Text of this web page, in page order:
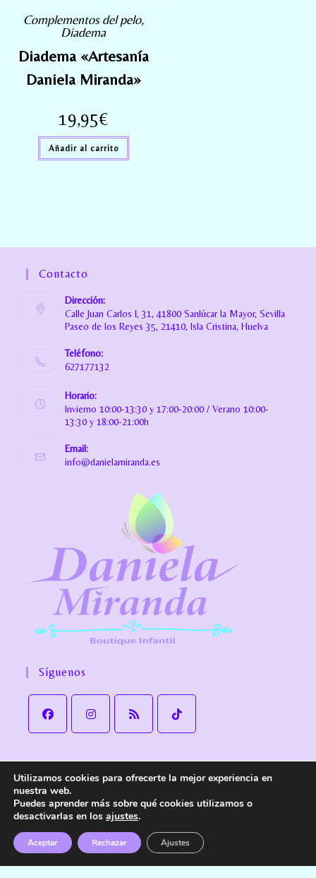
Complementos del pelo,
Diadema
Diadema «Artesanía
Daniela Miranda»
19,95€
Añadir al carrito
Contacto
Dirección:
Calle Juan Carlos I, 31, 41800 Sanlúcar la Mayor, Sevilla
Paseo de los Reyes 35, 21410, Isla Cristina, Huelva
Teléfono:
627177132
Horario:
Invierno 10:00-13:30 y 17:00-20:00 / Verano 10:00-
13:30 y 18:00-21:00h
Email:
info@danielamiranda.es
Síguenos
Aviso Legal Política de Privacidad
Política de cookies
Política de Envío y devoluciones
Accesibilidad
reservados.
Utilizamos cookies para ofrecerte la mejor experiencia en
nuestra web.
Puedes aprender más sobre qué cookies utilizamos o
desactivarlas en los ajustes.
Aceptar Rechazar Ajustes